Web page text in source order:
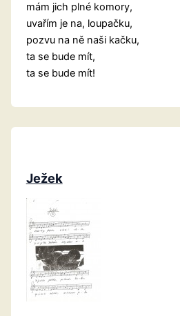
mám jich plné komory,
uvařím je na, loupačku,
pozvu na ně naši kačku,
ta se bude mít,
ta se bude mít!
Ježek